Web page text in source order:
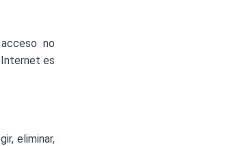
no
es
eliminar,